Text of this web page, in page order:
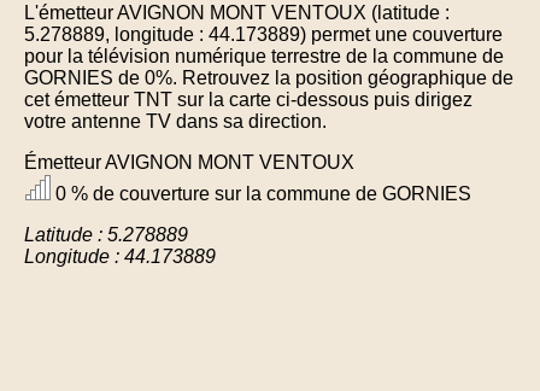
L'émetteur AVIGNON MONT VENTOUX (latitude :
5.278889, longitude : 44.173889) permet une couverture
pour la télévision numérique terrestre de la commune de
GORNIES de 0%. Retrouvez la position géographique de
cet émetteur TNT sur la carte ci-dessous puis dirigez
votre antenne TV dans sa direction.
Émetteur AVIGNON MONT VENTOUX
0 % de couverture sur la commune de GORNIES
Latitude : 5.278889
Longitude : 44.173889